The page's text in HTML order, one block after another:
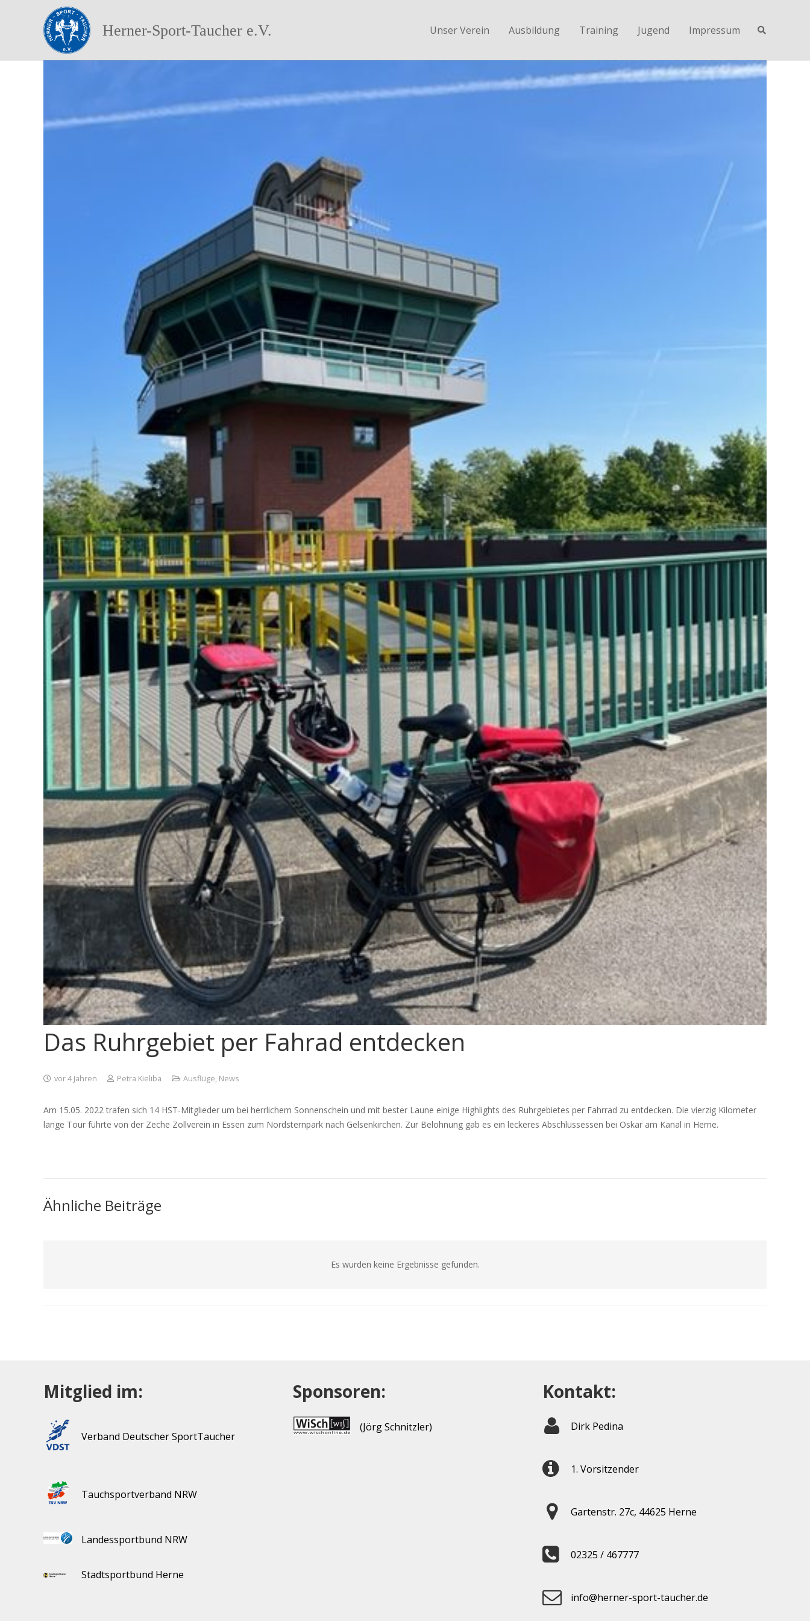
Herner-Sport-Taucher e.V. Unser Verein Ausbildung Training Jugend Impressum
Das Ruhrgebiet per Fahrad entdecken
vor 4 Jahren Petra Kieliba Ausflüge, News
Am 15.05. 2022 trafen sich 14 HST-Mitglieder um bei herrlichem Sonnenschein und mit bester Laune einige Highlights des Ruhrgebietes per Fahrrad zu entdecken. Die vierzig Kilometer
lange Tour führte von der Zeche Zollverein in Essen zum Nordsternpark nach Gelsenkirchen. Zur Belohnung gab es ein leckeres Abschlussessen bei Oskar am Kanal in Herne.
Ähnliche Beiträge
Es wurden keine Ergebnisse gefunden.
Mitglied im:
Verband Deutscher SportTaucher
Tauchsportverband NRW
Landessportbund NRW
Stadtsportbund Herne
Sponsoren:
(Jörg Schnitzler)
Kontakt:
Dirk Pedina
1. Vorsitzender
Gartenstr. 27c, 44625 Herne
02325 / 467777
info@herner-sport-taucher.de